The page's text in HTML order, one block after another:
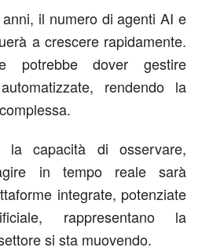
il numero di agenti AI e
a crescere rapidamente.
potrebbe dover gestire
rendendo la
la capacità di osservare,
in tempo reale sarà
integrate, potenziate
rappresentano la
si sta muovendo.